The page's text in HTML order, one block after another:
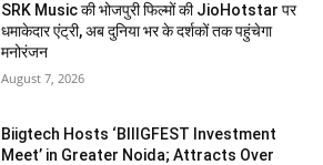
SRK Music की भोजपुरी फिल्मों की JioHotstar पर
धमाकेदार एंट्री, अब दुनिया भर के दर्शकों तक पहुंचेगा
मनोरंजन
August 7, 2026
Biigtech Hosts ‘BIIIGFEST Investment
Meet’ in Greater Noida; Attracts Over